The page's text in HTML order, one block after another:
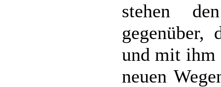
stehen
gegenüber,
und mit ihm
neuen